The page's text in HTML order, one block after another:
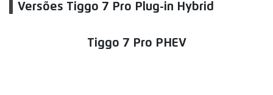
Versões Tiggo 7 Pro Plug-in Hybrid
Tiggo 7 Pro PHEV